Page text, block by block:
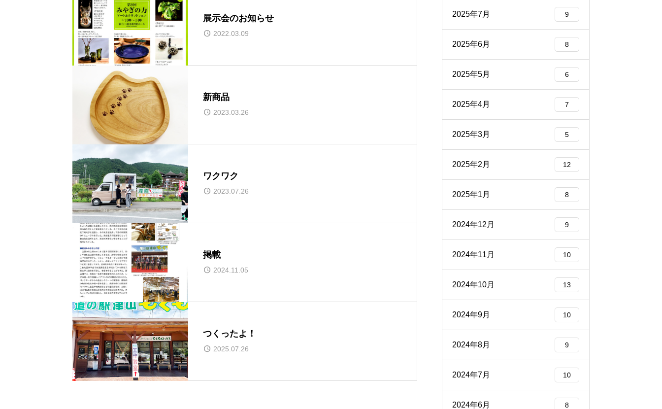
展示会のお知らせ
2022.03.09
新商品
2023.03.26
ワクワク
2023.07.26
掲載
2024.11.05
つくったよ！
2025.07.26
2025年7月 9
2025年6月 8
2025年5月 6
2025年4月 7
2025年3月 5
2025年2月 12
2025年1月 8
2024年12月 9
2024年11月 10
2024年10月 13
2024年9月 10
2024年8月 9
2024年7月 10
2024年6月 8